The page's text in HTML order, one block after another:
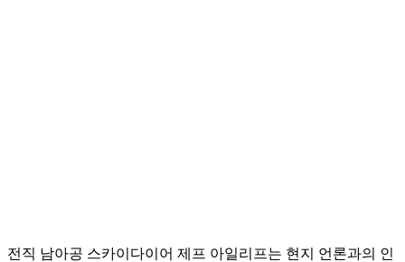
전직 남아공 스카이다이어 제프 아일리프는 현지 언론과의 인